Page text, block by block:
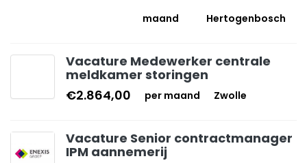
maand
Hertogenbosch
Vacature Medewerker centrale
meldkamer storingen
€2.864,00
per maand Zwolle
Vacature Senior contractmanager
IPM aannemerij